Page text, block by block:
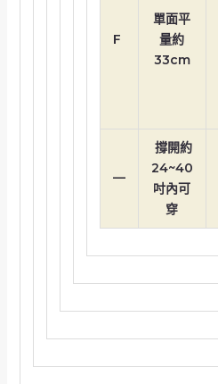
F
單面平
量約
33cm
—
撐開約
24~40
吋內可
穿